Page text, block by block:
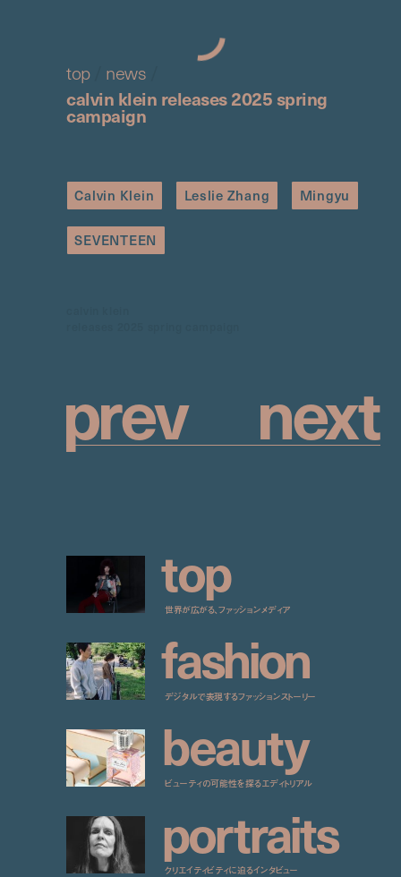
top/ news
calvin klein releases 2025 spring
campaign
Calvin Klein Leslie Zhang Mingyu
SEVENTEEN
prev next
top
世界が広がる、ファッションメディア
fashion
デジタルで表現するファッションストーリー
beauty
ビューティの可能性を探るエディトリアル
portraits
クリエイティビティに迫るインタビュー